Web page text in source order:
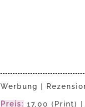
Werbung |
Preis: 17,00 (Print)